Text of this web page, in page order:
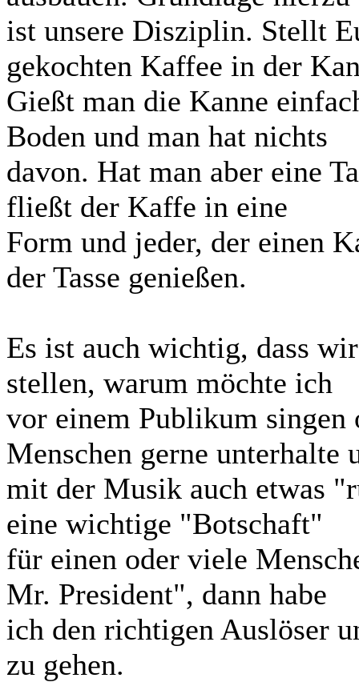
ist unsere Disziplin. Stellt
gekochten Kaffee in der
Gießt man die Kanne
Boden und man hat nichts
davon. Hat man aber eine
fließt der Kaffe in eine
Form und jeder, der einen
der Tasse genießen.
Es ist auch wichtig, dass
stellen, warum möchte ich
vor einem Publikum singen
Menschen gerne unterhalte
mit der Musik auch etwas
eine wichtige "Botschaft"
für einen oder viele
Mr. President", dann habe
ich den richtigen Auslöser
zu gehen.